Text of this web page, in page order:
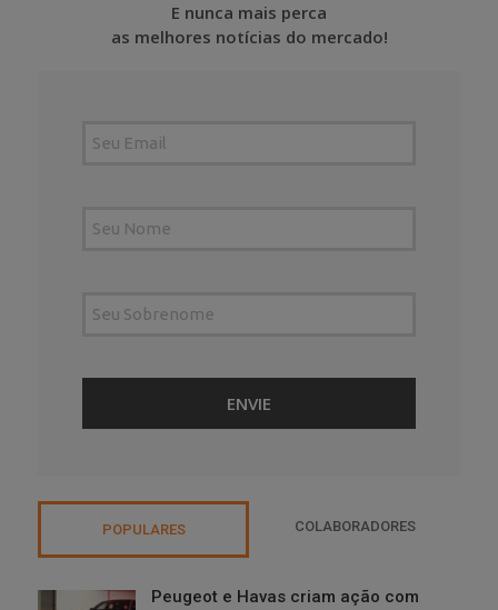
E nunca mais perca
as melhores notícias do mercado!
POPULARES COLABORADORES
Peugeot e Havas criam ação com